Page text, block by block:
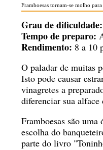
Framboesas tornam-se molho
Grau de dificuldade:
Tempo de preparo:
Rendimento: 8 a 10
O paladar de muitas
Isto pode causar
vinagretes a
diferenciar sua alface
Framboesas são
escolha do
parte do livro